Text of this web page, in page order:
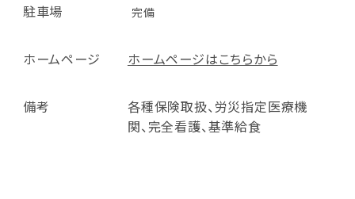
駐車場 完備
ホームページ ホームページはこちらから
備考
各種保険取扱、労災指定医療機
関、完全看護、基準給食